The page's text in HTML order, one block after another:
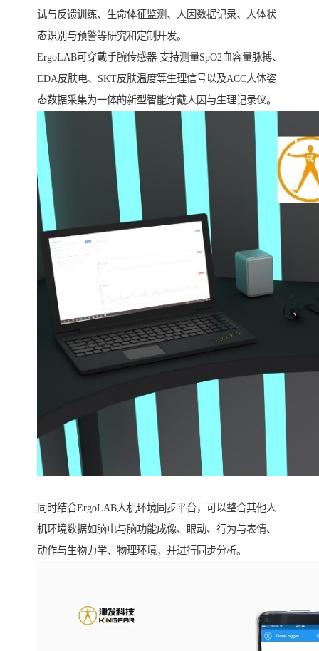
试与反馈训练、生命体征监测、人因数据记录、人体状
态识别与预警等研究和定制开发。
ErgoLAB可穿戴手腕传感器 支持测量SpO2血容量脉搏、
EDA皮肤电、SKT皮肤温度等生理信号以及ACC人体姿
态数据采集为一体的新型智能穿戴人因与生理记录仪。
同时结合ErgoLAB人机环境同步平台，可以整合其他人
机环境数据如脑电与脑功能成像、眼动、行为与表情、
动作与生物力学、物理环境，并进行同步分析。